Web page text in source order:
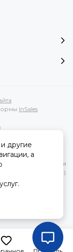
InSales
касающаяся
носит
не является
Статьи 437(2)
другие
а